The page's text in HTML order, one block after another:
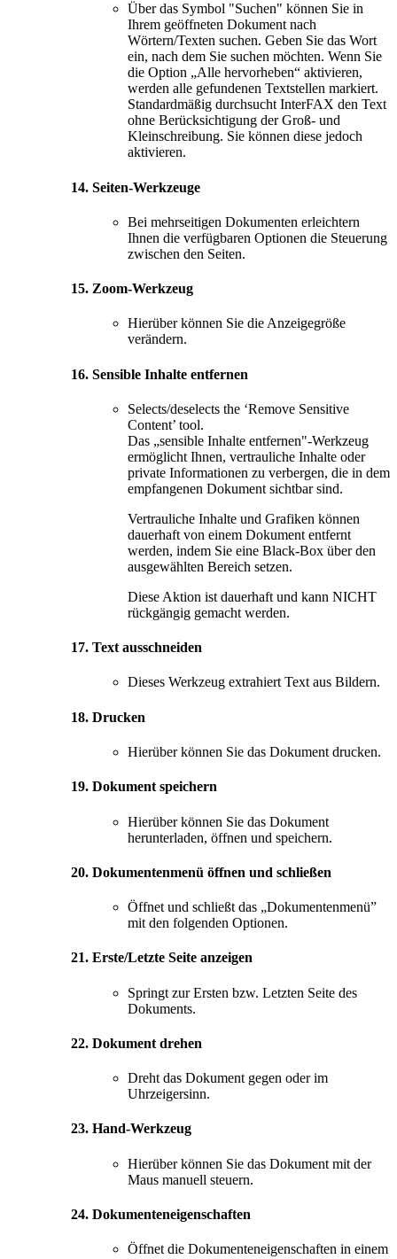
Über das Symbol "Suchen" können Sie in
Ihrem geöffneten Dokument nach
Wörtern/Texten suchen. Geben Sie das Wort
ein, nach dem Sie suchen möchten. Wenn Sie
die Option „Alle hervorheben“ aktivieren,
werden alle gefundenen Textstellen markiert.
Standardmäßig durchsucht InterFAX den Text
ohne Berücksichtigung der Groß- und
Kleinschreibung. Sie können diese jedoch
aktivieren.
14. Seiten-Werkzeuge
Bei mehrseitigen Dokumenten erleichtern
Ihnen die verfügbaren Optionen die Steuerung
zwischen den Seiten.
15. Zoom-Werkzeug
Hierüber können Sie die Anzeigegröße
verändern.
16. Sensible Inhalte entfernen
Selects/deselects the ‘Remove Sensitive
Content’ tool.
Das „sensible Inhalte entfernen"-Werkzeug
ermöglicht Ihnen, vertrauliche Inhalte oder
private Informationen zu verbergen, die in dem
empfangenen Dokument sichtbar sind.
Vertrauliche Inhalte und Grafiken können
dauerhaft von einem Dokument entfernt
werden, indem Sie eine Black-Box über den
ausgewählten Bereich setzen.
Diese Aktion ist dauerhaft und kann NICHT
rückgängig gemacht werden.
17. Text ausschneiden
Dieses Werkzeug extrahiert Text aus Bildern.
18. Drucken
Hierüber können Sie das Dokument drucken.
19. Dokument speichern
Hierüber können Sie das Dokument
herunterladen, öffnen und speichern.
20. Dokumentenmenü öffnen und schließen
Öffnet und schließt das „Dokumentenmenü”
mit den folgenden Optionen.
21. Erste/Letzte Seite anzeigen
Springt zur Ersten bzw. Letzten Seite des
Dokuments.
22. Dokument drehen
Dreht das Dokument gegen oder im
Uhrzeigersinn.
23. Hand-Werkzeug
Hierüber können Sie das Dokument mit der
Maus manuell steuern.
24. Dokumenteneigenschaften
Öffnet die Dokumenteneigenschaften in einem